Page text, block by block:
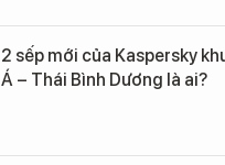
2 sếp mới của Kaspersky
Á – Thái Bình Dương là ai?